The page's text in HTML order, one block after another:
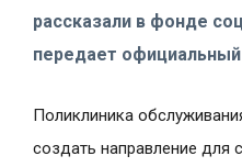
рассказали в фонде
передает
Поликлиника
создать направление для